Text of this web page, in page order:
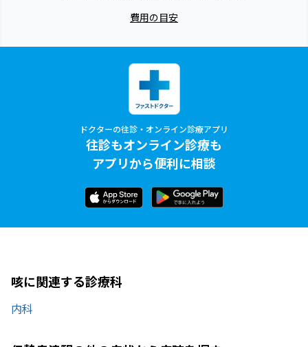
費用の目安
ドクターの往診・オンライン診療アプリ
往診もオンライン診療も
アプリから便利に相談
咳に関連する診療科
内科